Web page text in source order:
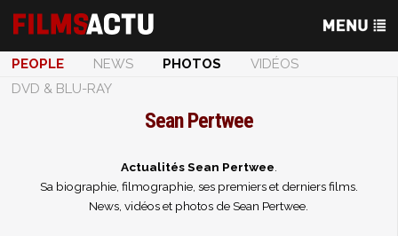
PEOPLE NEWS PHOTOS
VIDÉOS
DVD & BLU-RAY
Sean Pertwee
Actualités Sean Pertwee
Sa biographie, filmographie, ses premiers et derniers films.
News, vidéos et photos de Sean Pertwee.